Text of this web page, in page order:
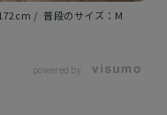
M
powered by